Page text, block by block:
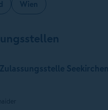
Wien